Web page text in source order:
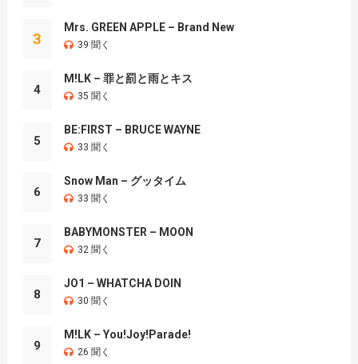
3
Mrs. GREEN APPLE – Brand New
39 聞く
4
M!LK – 罪と罰と雨とキス
35 聞く
5
BE:FIRST – BRUCE WAYNE
33 聞く
6
Snow Man – グッタイム
33 聞く
7
BABYMONSTER – MOON
32 聞く
8
JO1 – WHATCHA DOIN
30 聞く
9
M!LK – You!Joy!Parade!
26 聞く